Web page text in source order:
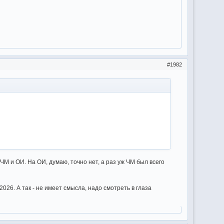
1982
и ОИ. На ОИ, думаю, точно нет, а раз уж ЧМ был всего
А так - не имеет смысла, надо смотреть в глаза